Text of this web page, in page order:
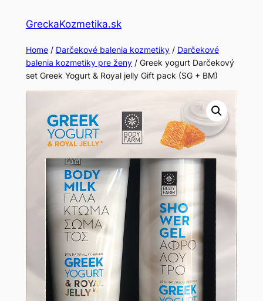
GreckaKozmetika.sk
Home/ Darčekové balenia kozmetiky/ Darčekové
balenia kozmetiky pre ženy/ Greek yogurt Darčekový
set Greek Yogurt & Royal jelly Gift pack (SG + BM)